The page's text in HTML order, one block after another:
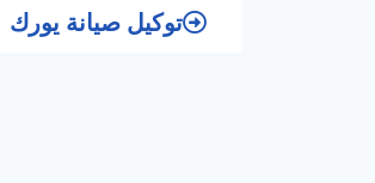
توكيل صيانة يورك